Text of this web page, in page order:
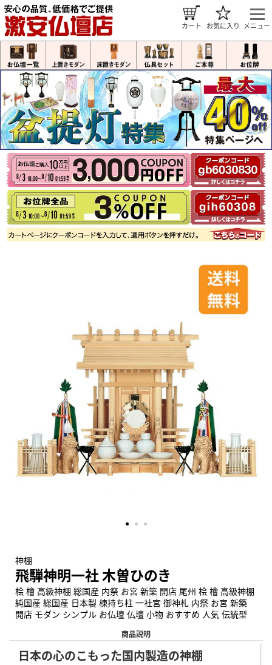
メニュー
お気に入り
カート
神棚
飛騨神明一社 木曽ひのき
桧 檜 高級神棚 総国産 内祭 お宮 新築 開店 尾州 桧 檜 高級神棚
純国産 総国産 日本製 棟持ち柱 一社宮 御神札 内祭 お宮 新築
開店 モダン シンプル お仏壇 仏壇 小物 おすすめ 人気 伝統型
商品説明
日本の心のこもった国内製造の神棚